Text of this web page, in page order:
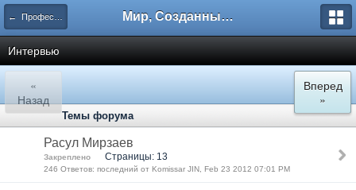
← Профессиональные турниры и спортивные единоборства Мир, Созданный Мастером.
Интервью
«
Назад
Вперед
»
Темы форума
Расул Мирзаев
Закреплено Страницы: 13
246 Ответов: последний от Komissar JIN, Feb 23 2012 07:01 PM